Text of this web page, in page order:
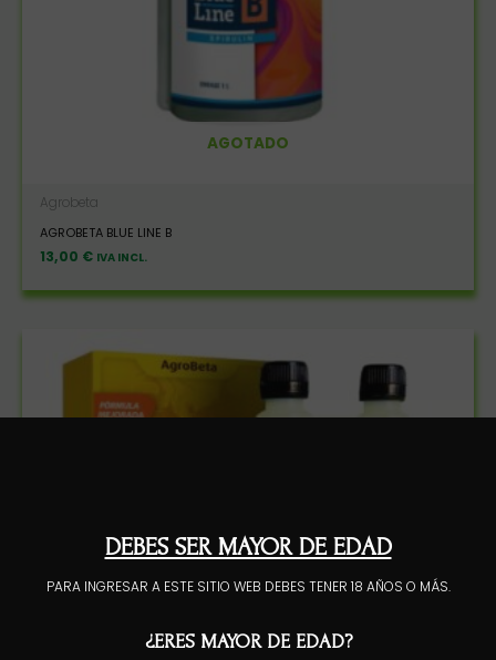
AGOTADO
Agrobeta
AGROBETA BLUE LINE B
13,00 € IVA INCL.
DEBES SER MAYOR DE EDAD
PARA INGRESAR A ESTE SITIO WEB DEBES TENER 18 AÑOS O MÁS.
¿ERES MAYOR DE EDAD?